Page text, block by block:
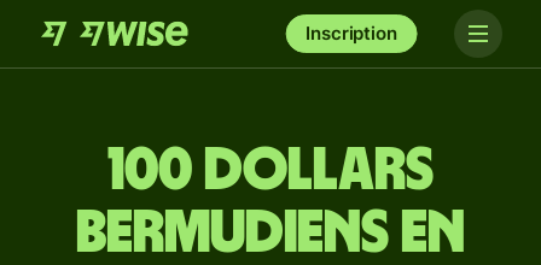
Inscription
100 dollars
bermudiens en